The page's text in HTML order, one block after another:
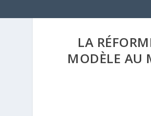
LA
MODÈLE AU